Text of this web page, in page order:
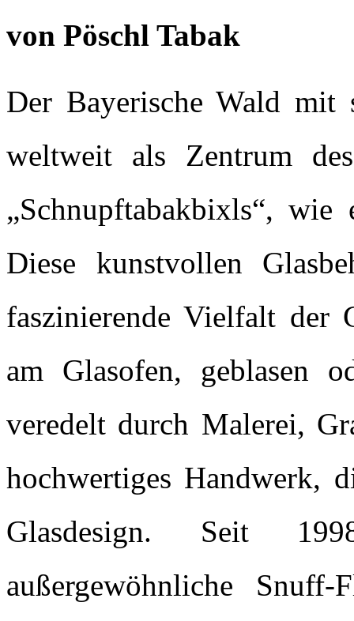
von Pöschl Tabak
Der Bayerische Wald mit
weltweit als Zentrum
„Schnupftabakbixls“,
Diese kunstvollen
faszinierende Vielfalt der
am Glasofen, geblasen
veredelt durch Malerei,
hochwertiges Handwerk,
Glasdesign. Seit
außergewöhnliche